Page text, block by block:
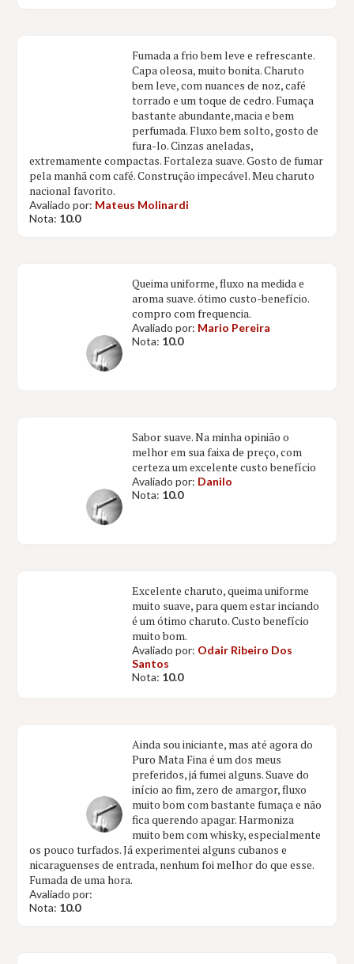
Fumada a frio bem leve e refrescante.
Capa oleosa, muito bonita. Charuto
bem leve, com nuances de noz, café
torrado e um toque de cedro. Fumaça
bastante abundante,macia e bem
perfumada. Fluxo bem solto, gosto de
fura-lo. Cinzas aneladas,
extremamente compactas. Fortaleza suave. Gosto de fumar
pela manhã com café. Construção impecável. Meu charuto
nacional favorito.
Avaliado por: Mateus Molinardi
Nota: 10.0
Queima uniforme, fluxo na medida e
aroma suave. ótimo custo-benefício.
compro com frequencia.
Avaliado por: Mario Pereira
Nota: 10.0
Sabor suave. Na minha opinião o
melhor em sua faixa de preço, com
certeza um excelente custo benefício
Avaliado por: Danilo
Nota: 10.0
Excelente charuto, queima uniforme
muito suave, para quem estar inciando
é um ótimo charuto. Custo benefício
muito bom.
Avaliado por: Odair Ribeiro Dos
Santos
Nota: 10.0
Ainda sou iniciante, mas até agora do
Puro Mata Fina é um dos meus
preferidos, já fumei alguns. Suave do
início ao fim, zero de amargor, fluxo
muito bom com bastante fumaça e não
fica querendo apagar. Harmoniza
muito bem com whisky, especialmente
os pouco turfados. Já experimentei alguns cubanos e
nicaraguenses de entrada, nenhum foi melhor do que esse.
Fumada de uma hora.
Avaliado por:
Nota: 10.0